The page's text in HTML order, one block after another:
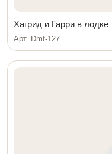
Хагрид и Гарри в лодке
Арт. Dmf-127